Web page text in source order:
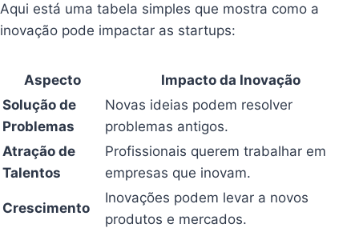
Aqui está uma tabela simples que mostra como a
inovação pode impactar as startups:
Aspecto
Impacto da Inovação
Solução de
Problemas
Novas ideias podem resolver
problemas antigos.
Atração de
Talentos
Profissionais querem trabalhar em
empresas que inovam.
Crescimento
Inovações podem levar a novos
produtos e mercados.